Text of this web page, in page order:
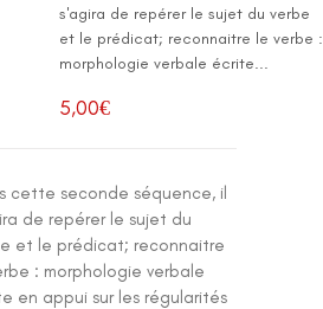
s'agira de repérer le sujet du verbe
et le prédicat; reconnaitre le verbe :
morphologie verbale écrite...
5,00€
cette seconde séquence, il
de repérer le sujet du
et le prédicat; reconnaitre
: morphologie verbale
en appui sur les régularités